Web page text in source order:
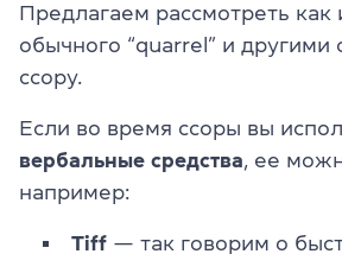
Предлагаем рассмотреть как
обычного “quarrel” и другими
ссору.
Если во время ссоры вы
вербальные средства , ее
например:
Tiff — так говорим о